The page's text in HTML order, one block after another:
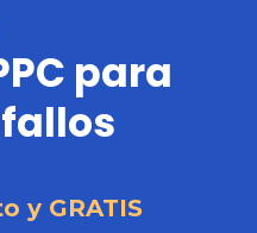
para
y GRATIS